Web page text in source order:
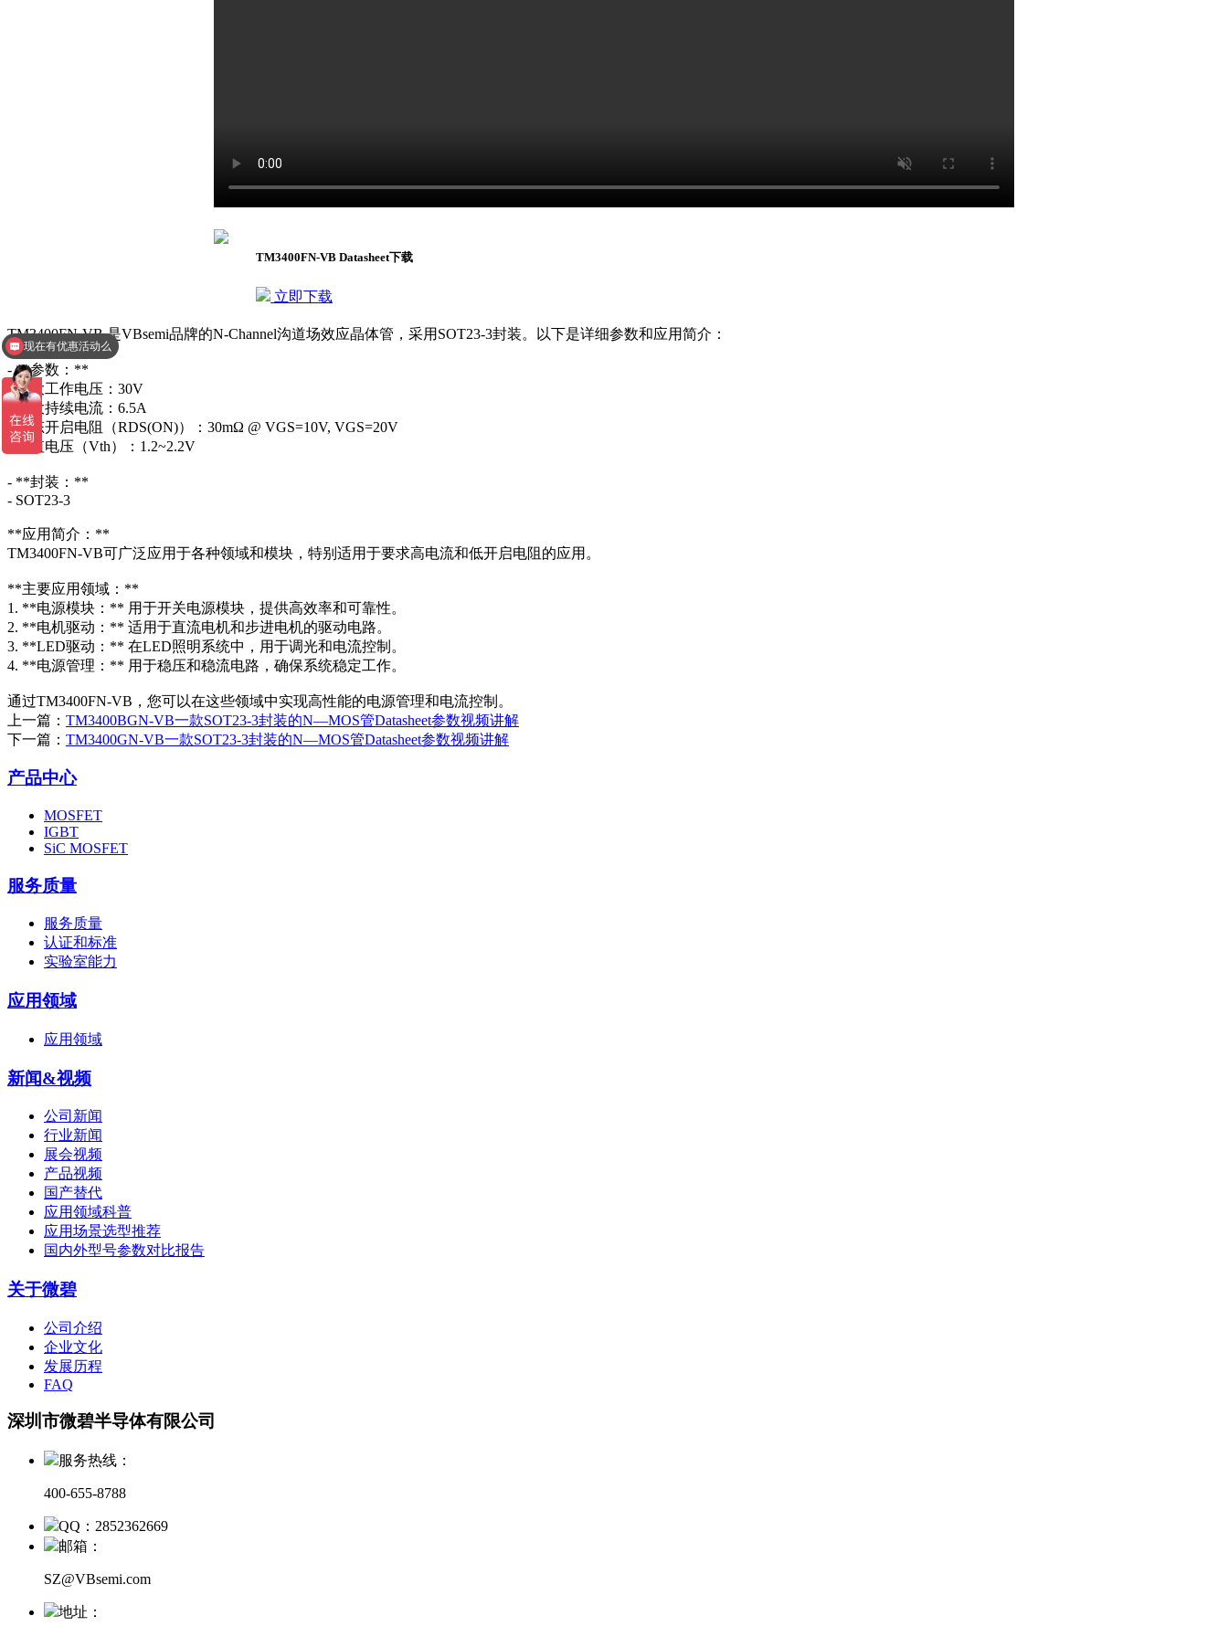
TM3400FN-VB Datasheet下载
立即下载
TM3400FN-VB 是VBsemi品牌的N-Channel沟道场效应晶体管，采用SOT23-3封装。以下是详细参数和应用简介：
- **参数：**
- 最大工作电压：30V
- 最大持续电流：6.5A
- 静态开启电阻（RDS(ON)）：30mΩ @ VGS=10V, VGS=20V
- 阈值电压（Vth）：1.2~2.2V
- **封装：**
- SOT23-3
**应用简介：**
TM3400FN-VB可广泛应用于各种领域和模块，特别适用于要求高电流和低开启电阻的应用。
**主要应用领域：**
1. **电源模块：** 用于开关电源模块，提供高效率和可靠性。
2. **电机驱动：** 适用于直流电机和步进电机的驱动电路。
3. **LED驱动：** 在LED照明系统中，用于调光和电流控制。
4. **电源管理：** 用于稳压和稳流电路，确保系统稳定工作。
通过TM3400FN-VB，您可以在这些领域中实现高性能的电源管理和电流控制。
上一篇： TM3400BGN-VB一款SOT23-3封装的N—MOS管Datasheet参数视频讲解
下一篇： TM3400GN-VB一款SOT23-3封装的N—MOS管Datasheet参数视频讲解
产品中心
MOSFET
IGBT
SiC MOSFET
服务质量
服务质量
认证和标准
实验室能力
应用领域
应用领域
新闻&视频
公司新闻
行业新闻
展会视频
产品视频
国产替代
应用领域科普
应用场景选型推荐
国内外型号参数对比报告
关于微碧
公司介绍
企业文化
发展历程
FAQ
深圳市微碧半导体有限公司
服务热线：
400-655-8788
QQ：2852362669
邮箱：
SZ@VBsemi.com
地址：
现在有优惠活动么